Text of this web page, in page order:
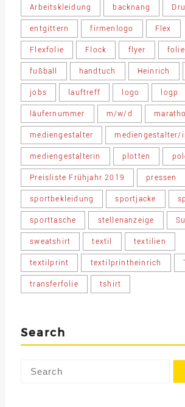
Arbeitskleidung backnang
entgittern firmenlogo Flex
Flexfolie Flock flyer folie
fußball handtuch Heinrich
jobs lauftreff logo logp
läufernummer m/w/d
mediengestalter mediengestalter/
mediengestalterin plotten
Preisliste Frühjahr 2019 pressen
sportbekleidung sportjacke
sporttasche stellenanzeige
sweatshirt textil textilien
textilprint textilprintheinrich
transferfolie tshirt
Search